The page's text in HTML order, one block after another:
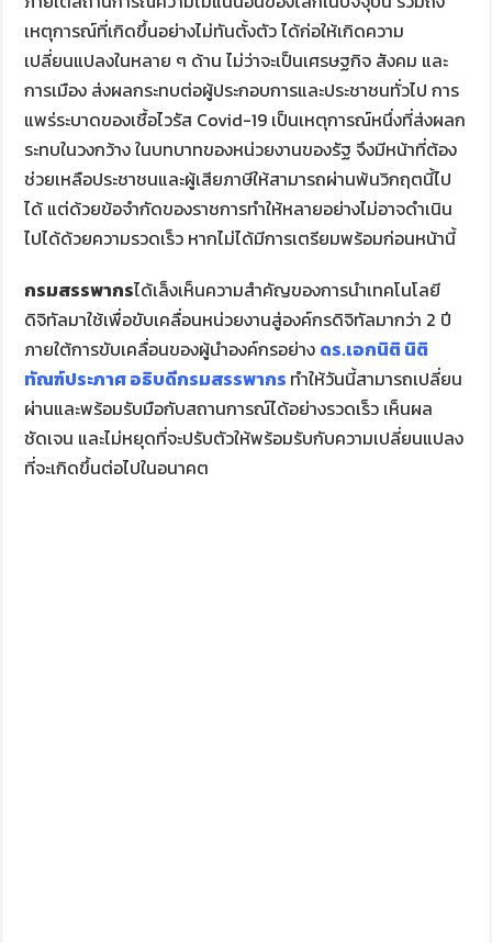
เหตุการณ์ที่เกิดขึ้นอย่างไม่ทันตั้งตัว ได้ก่อให้เกิดความ
เปลี่ยนแปลงในหลาย ๆ ด้าน ไม่ว่าจะเป็นเศรษฐกิจ สังคม และ
การเมือง ส่งผลกระทบต่อผู้ประกอบการและประชาชนทั่วไป การ
แพร่ระบาดของเชื้อไวรัส Covid-19 เป็นเหตุการณ์หนึ่งที่ส่งผลก
ระทบในวงกว้าง ในบทบาทของหน่วยงานของรัฐ จึงมีหน้าที่ต้อง
ช่วยเหลือประชาชนและผู้เสียภาษีให้สามารถผ่านพ้นวิกฤตนี้ไป
ได้ แต่ด้วยข้อจำกัดของราชการทำให้หลายอย่างไม่อาจดำเนิน
ไปได้ด้วยความรวดเร็ว หากไม่ได้มีการเตรียมพร้อมก่อนหน้านี้
กรมสรรพากรได้เล็งเห็นความสำคัญของการนำเทคโนโลยี
ดิจิทัลมาใช้เพื่อขับเคลื่อนหน่วยงานสู่องค์กรดิจิทัลมากว่า 2 ปี
ภายใต้การขับเคลื่อนของผู้นำองค์กรอย่าง ดร.เอกนิติ นิติ
ทัณฑ์ประภาศ อธิบดีกรมสรรพากร ทำให้วันนี้สามารถเปลี่ยน
ผ่านและพร้อมรับมือกับสถานการณ์ได้อย่างรวดเร็ว เห็นผล
ชัดเจน และไม่หยุดที่จะปรับตัวให้พร้อมรับกับความเปลี่ยนแปลง
ที่จะเกิดขึ้นต่อไปในอนาคต